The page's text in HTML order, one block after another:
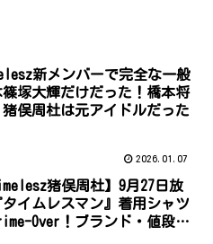
新メンバーで完全な一般
篠塚大輝だけだった！橋本将
俣周杜は元アイドルだった
2026.01.07
猪俣周杜】9月27日放
タイムレスマン』着用シャツ
Over！ブランド・値段・